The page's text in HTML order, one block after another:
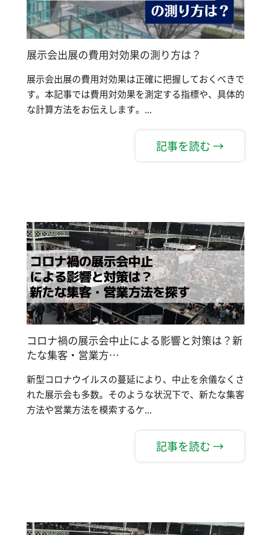
展示会出展の費用対効果の測り方は？
展示会出展の費用対効果は正確に把握しておくべきで
す。本記事では費用対効果を測定する指標や、具体的
な計算方法をお伝えします。...
記事を読む →
コロナ禍の展示会中止による影響と対策は？新
たな集客・営業方…
新型コロナウイルスの蔓延により、中止を余儀なくさ
れた展示会も多数。そのような状況下で、新たな集客
方法や営業方法を模索するケ...
記事を読む →